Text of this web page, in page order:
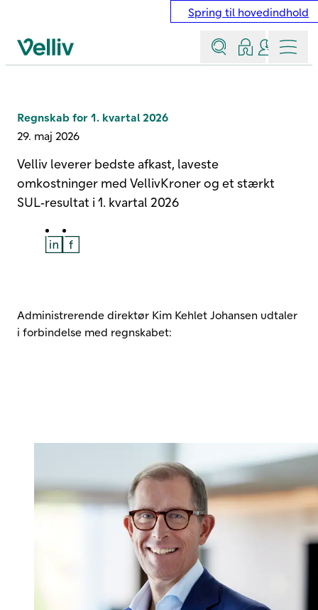
Spring til hovedindhold
Velliv startside
Søg Log indKontakt
Menu
Regnskab for 1. kvartal 2026
29. maj 2026
Velliv leverer bedste afkast, laveste
omkostninger med VellivKroner og et stærkt
SUL‑resultat i 1. kvartal 2026
Del på LinkedIn
Administrerende direktør Kim Kehlet Johansen udtaler
i forbindelse med regnskabet: